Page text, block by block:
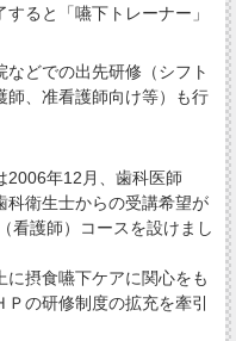
ると「嚥下トレーナー」
どでの出先研修（シフト
師、准看護師向け等）も行
2006年12月、歯科医師
科衛生士からの受講希望が
看護師）コースを設けまし
摂食嚥下ケアに関心をも
の研修制度の拡充を牽引